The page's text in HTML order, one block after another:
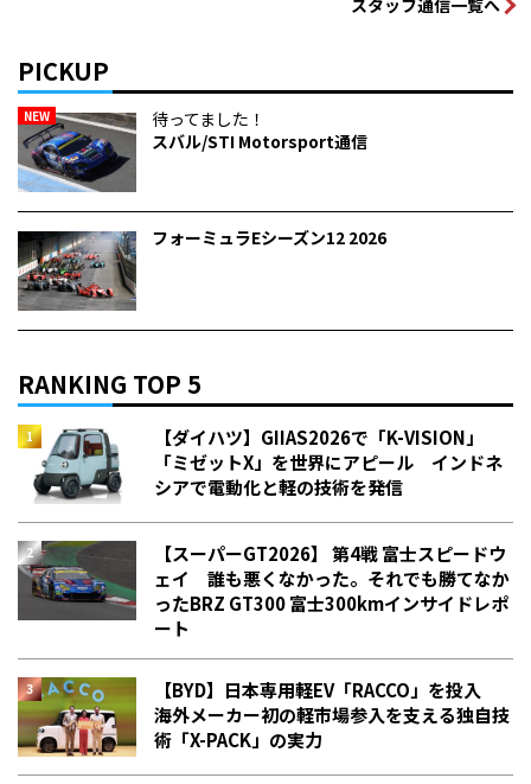
スタッフ通信一覧へ
PICKUP
NEW
待ってました！
スバル/STI Motorsport通信
フォーミュラEシーズン12 2026
RANKING TOP 5
【ダイハツ】GIIAS2026で「K-VISION」
「ミゼットX」を世界にアピール インドネ
シアで電動化と軽の技術を発信
【スーパーGT2026】 第4戦 富士スピードウ
ェイ 誰も悪くなかった。それでも勝てなか
った――BRZ GT300 富士300kmインサイドレポ
ート
【BYD】日本専用軽EV「RACCO」を投入
海外メーカー初の軽市場参入を支える独自技
術「X-PACK」の実力